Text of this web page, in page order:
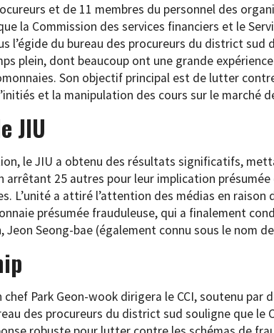
et de 11 membres du personnel des
la Commission des services financiers et le
l’égide du bureau des procureurs du district sud
plein, dont beaucoup ont une grande
Son objectif principal est de lutter
et la manipulation des cours sur le marché
JIU
le JIU a obtenu des résultats significatifs,
arrêtant 25 autres pour leur implication présumée
L’unité a attiré l’attention des médias en raison
présumée frauduleuse, qui a finalement
Jeon Seong-bae (également connu sous le nom
chef Park Geon-wook dirigera le CCI, soutenu par
des procureurs du district sud souligne que le